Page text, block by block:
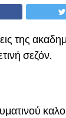
της
σεζόν.